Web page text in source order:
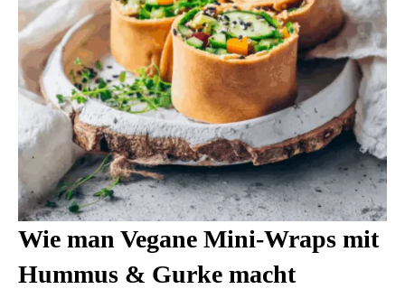
Wie man Vegane Mini-Wraps mit
Hummus & Gurke macht